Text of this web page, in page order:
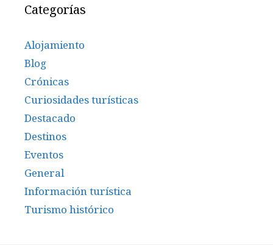
Categorías
Alojamiento
Blog
Crónicas
Curiosidades turísticas
Destacado
Destinos
Eventos
General
Información turística
Turismo histórico